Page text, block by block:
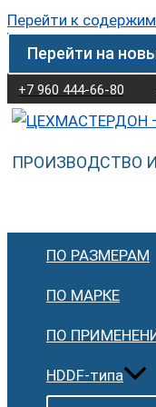
Перейти к
Перейти на
+7 960 444-66-80
ПРОИЗВОДСТВО
ПО РАЗМЕРАМ
ПО МАРКЕ
ПО
HDDF-типа